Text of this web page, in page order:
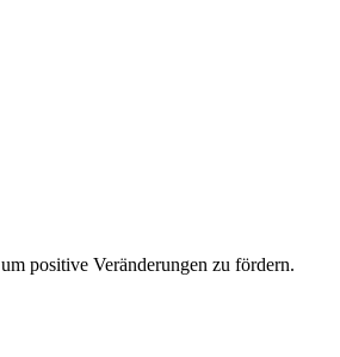
positive Veränderungen zu fördern.